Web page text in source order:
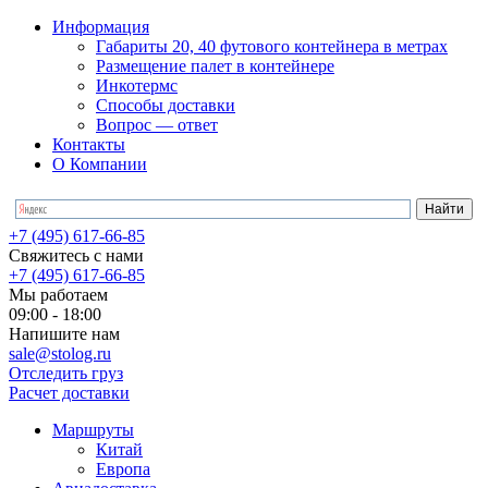
Информация
Габариты 20, 40 футового контейнера в метрах
Размещение палет в контейнере
Инкотермс
Способы доставки
Вопрос — ответ
Контакты
О Компании
+7 (495) 617-66-85
Свяжитесь с нами
+7 (495) 617-66-85
Мы работаем
09:00 - 18:00
Напишите нам
sale@stolog.ru
Отследить груз
Расчет доставки
Маршруты
Китай
Европа